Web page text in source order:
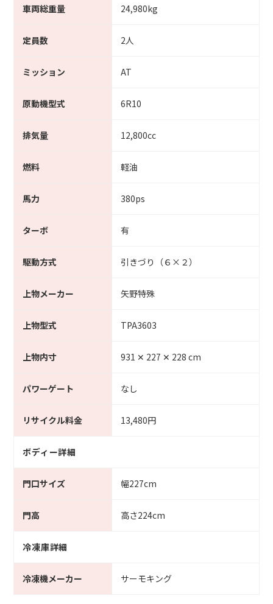
車両総重量 24,980kg
定員数 2人
ミッション AT
原動機型式 6R10
排気量 12,800cc
燃料 軽油
馬力 380ps
ターボ 有
駆動方式 引きづり（６×２）
上物メーカー 矢野特殊
上物型式 TPA3603
上物内寸 931 ✕ 227 ✕ 228 cm
パワーゲート なし
リサイクル料金 13,480円
ボディー詳細
門口サイズ 幅227cm
門高 高さ224cm
冷凍庫詳細
冷凍機メーカー サーモキング